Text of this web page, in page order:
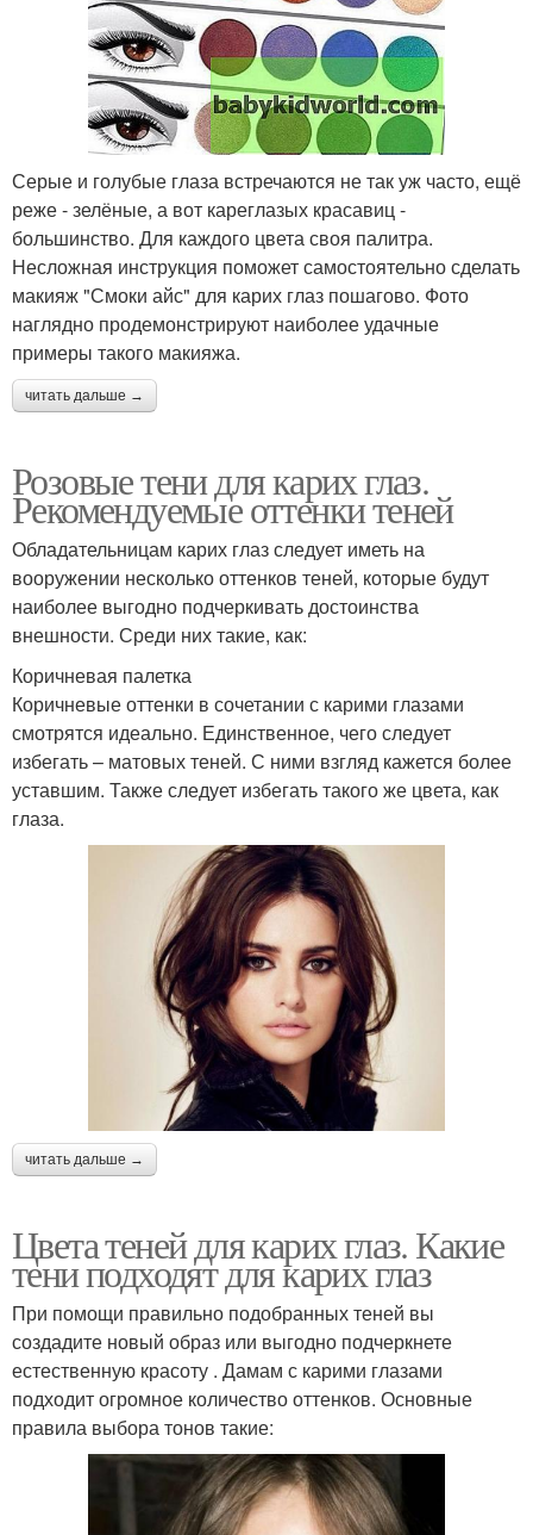
как сделать макияж глаз красивый макияж глаз
Зеленые глаза Каре-зеленые глаза
Серо-зеленые глаза Зелено-голубые глаза
правильный макияж
Макияж для грустных
глаз
Макияж для круглых
глаз
Серые и голубые глаза встречаются не так уж часто, ещё
реже - зелёные, а вот кареглазых красавиц -
большинство. Для каждого цвета своя палитра.
Несложная инструкция поможет самостоятельно сделать
макияж "Смоки айс" для карих глаз пошагово. Фото
наглядно продемонстрируют наиболее удачные
примеры такого макияжа.
читать дальше →
Розовые тени для карих глаз.
Рекомендуемые оттенки теней
Обладательницам карих глаз следует иметь на
вооружении несколько оттенков теней, которые будут
наиболее выгодно подчеркивать достоинства
внешности. Среди них такие, как:
Коричневая палетка
Коричневые оттенки в сочетании с карими глазами
смотрятся идеально. Единственное, чего следует
избегать – матовых теней. С ними взгляд кажется более
уставшим. Также следует избегать такого же цвета, как
глаза.
читать дальше →
Цвета теней для карих глаз. Какие
тени подходят для карих глаз
При помощи правильно подобранных теней вы
создадите новый образ или выгодно подчеркнете
естественную красоту . Дамам с карими глазами
подходит огромное количество оттенков. Основные
правила выбора тонов такие: